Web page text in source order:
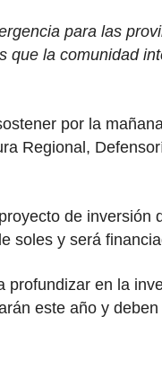
para las
la comunidad
por la
Regional,
de
soles y será
en la
este año y